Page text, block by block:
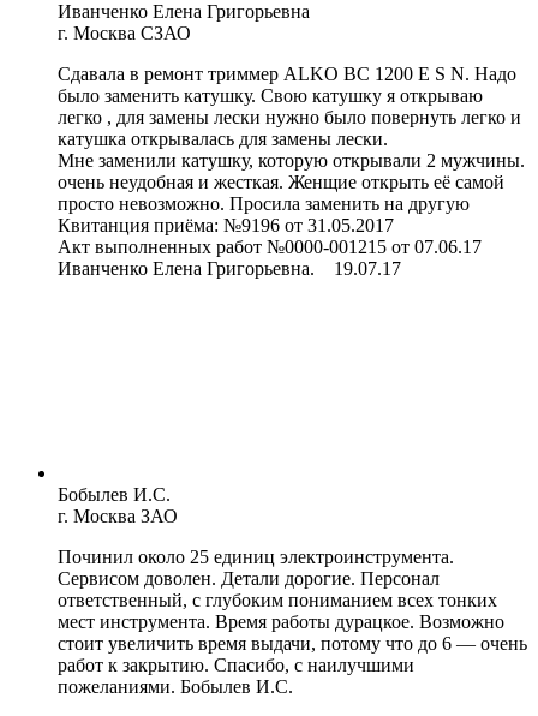
Иванченко Елена Григорьевна
г. Москва СЗАО
Сдавала в ремонт триммер ALKO BC 1200 E S N. Надо
было заменить катушку. Свою катушку я открываю
легко , для замены лески нужно было повернуть легко и
катушка открывалась для замены лески.
Мне заменили катушку, которую открывали 2 мужчины.
очень неудобная и жесткая. Женщие открыть её самой
просто невозможно. Просила заменить на другую
Квитанция приёма: №9196 от 31.05.2017
Акт выполненных работ №0000-001215 от 07.06.17
Иванченко Елена Григорьевна. 19.07.17
Бобылев И.С.
г. Москва ЗАО
Починил около 25 единиц электроинструмента.
Сервисом доволен. Детали дорогие. Персонал
ответственный, с глубоким пониманием всех тонких
мест инструмента. Время работы дурацкое. Возможно
стоит увеличить время выдачи, потому что до 6 — очень
работ к закрытию. Спасибо, с наилучшими
пожеланиями. Бобылев И.С.